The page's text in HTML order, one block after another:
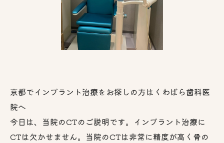
京都でインプラント治療をお探しの方はくわばら歯科医
院へ
今日は、当院のCTのご説明です。インプラント治療に
CTは欠かせません。当院のCTは非常に精度が高く骨の